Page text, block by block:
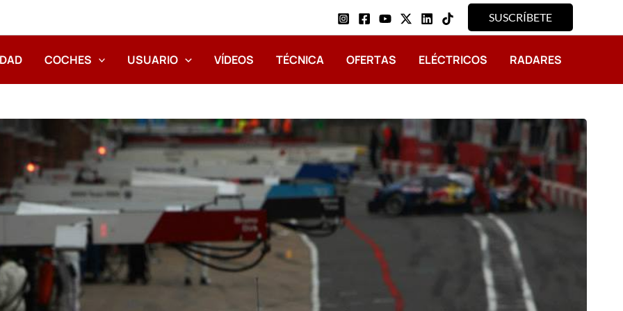
SUSCRÍBETE
COCHES USUARIO VÍDEOS TÉCNICA OFERTAS ELÉCTRICOS RADARES